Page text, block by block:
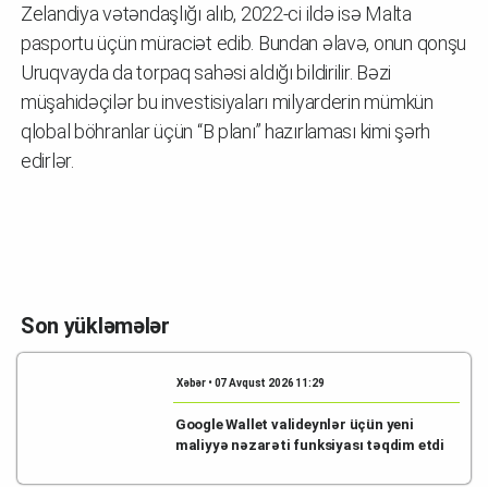
Zelandiya vətəndaşlığı alıb, 2022-ci ildə isə Malta
pasportu üçün müraciət edib. Bundan əlavə, onun qonşu
Uruqvayda da torpaq sahəsi aldığı bildirilir. Bəzi
müşahidəçilər bu investisiyaları milyarderin mümkün
qlobal böhranlar üçün “B planı” hazırlaması kimi şərh
edirlər.
Son yükləmələr
Xəbər • 07 Avqust 2026 11:29
Google Wallet valideynlər üçün yeni
maliyyə nəzarəti funksiyası təqdim etdi